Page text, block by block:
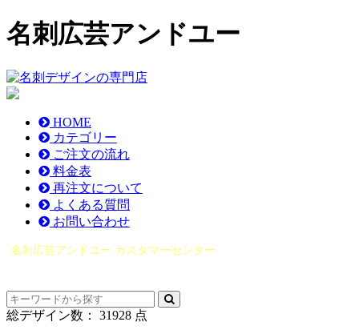
名刺広芸アンドユー
HOME
カテゴリー
ご注文の流れ
料金表
再注文について
よくある質問
お問い合わせ
名刺広芸アンドユー カスタマーセンター
総デザイン数： 31928 点